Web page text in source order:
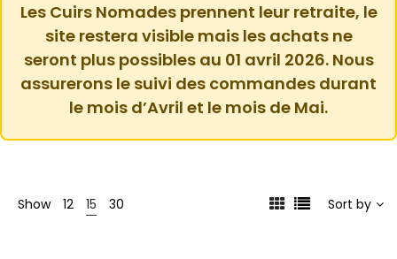
Les Cuirs Nomades prennent leur retraite, le
site restera visible mais les achats ne
seront plus possibles au 01 avril 2026. Nous
assurerons le suivi des commandes durant
le mois d’Avril et le mois de Mai.
Show 12 15 30 Sort by